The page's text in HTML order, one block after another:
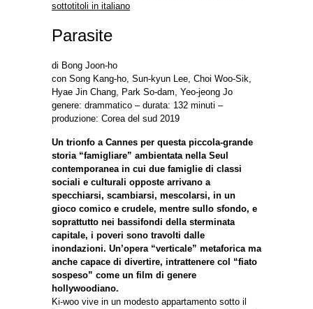
sottotitoli in italiano
Parasite
di Bong Joon-ho
con Song Kang-ho, Sun-kyun Lee, Choi Woo-Sik,
Hyae Jin Chang, Park So-dam, Yeo-jeong Jo
genere: drammatico – durata: 132 minuti –
produzione: Corea del sud 2019
Un trionfo a Cannes per questa piccola-grande
storia “famigliare” ambientata nella Seul
contemporanea in cui due famiglie di classi
sociali e culturali opposte arrivano a
specchiarsi, scambiarsi, mescolarsi, in un
gioco comico e crudele, mentre sullo sfondo, e
soprattutto nei bassifondi della sterminata
capitale, i poveri sono travolti dalle
inondazioni. Un’opera “verticale” metaforica ma
anche capace di divertire, intrattenere col “fiato
sospeso” come un film di genere
hollywoodiano.
Ki-woo vive in un modesto appartamento sotto il